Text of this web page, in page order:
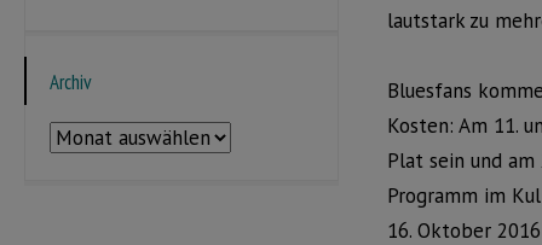
lautstark zu
Bluesfans
Kosten: Am 11.
Plat sein und
Programm im
16. Oktober
Archiv
Archiv